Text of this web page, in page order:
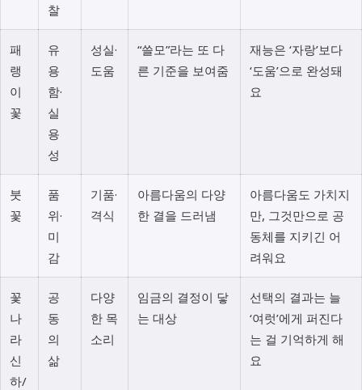
찰
패
랭
이
꽃
유
용
함·
실
용
성
성실·
도움
“쓸모”라는 또 다
른 기준을 보여줌
재능은 ‘자랑’보다
‘도움’으로 완성돼
요
붓
꽃
품
위·
미
감
기품·
격식
아름다움의 다양
한 결을 드러냄
아름다움도 가치지
만, 그것만으로 공
동체를 지키긴 어
려워요
꽃
나
라
신
하/
공
동
의
삶
다양
한 목
소리
임금의 결정이 닿
는 대상
선택의 결과는 늘
‘여럿’에게 퍼진다
는 걸 기억하게 해
요